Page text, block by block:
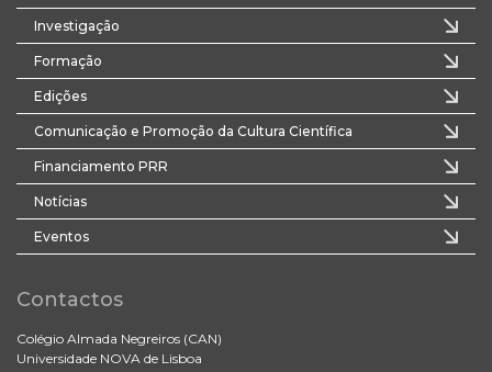
Investigação
Formação
Edições
Comunicação e Promoção da Cultura Científica
Financiamento PRR
Notícias
Eventos
Contactos
Colégio Almada Negreiros (CAN)
Universidade NOVA de Lisboa